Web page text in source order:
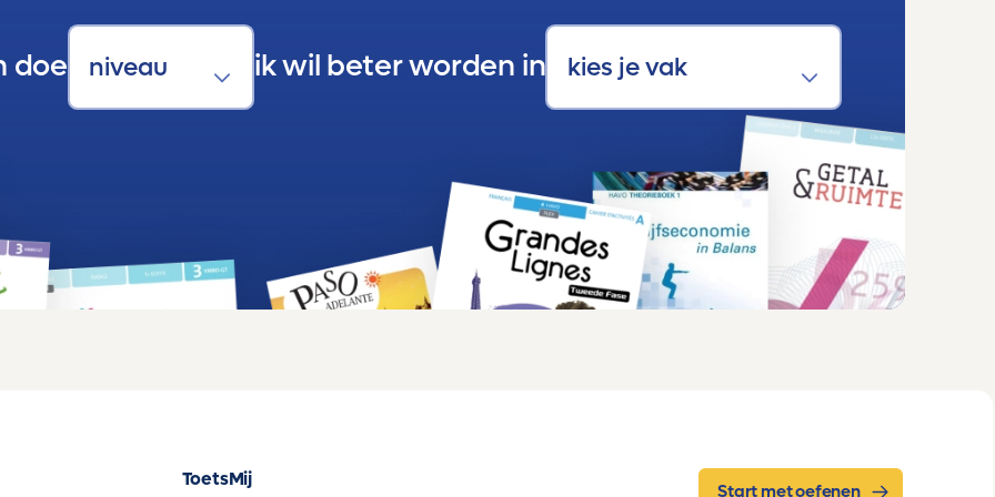
doe ik wil beter worden in
ToetsMij
Start met oefenen